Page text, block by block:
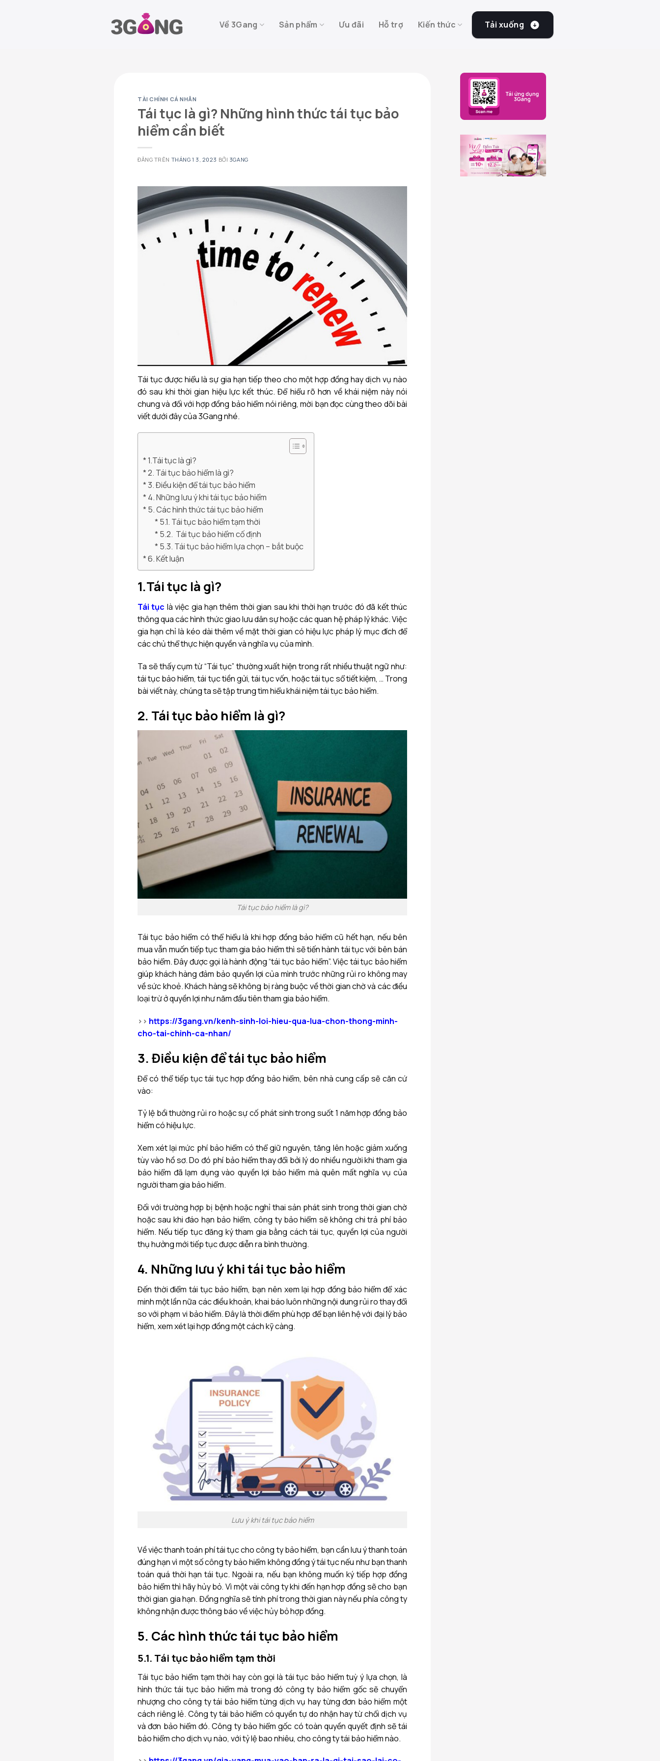
Về 3Gang Sản phẩm Ưu đãi Hỗ trợ Kiến thức Tải xuống
TÀI CHÍNH CÁ NHÂN
Tái tục là gì? Những hình thức tái tục bảo
hiểm cần biết
ĐĂNG TRÊN THÁNG 1 3, 2023 BỞI 3GANG
Tái tục được hiểu là sự gia hạn tiếp theo cho một hợp đồng hay dịch vụ nào
đó sau khi thời gian hiệu lực kết thúc. Để hiểu rõ hơn về khái niệm này nói
chung và đối với hợp đồng bảo hiểm nói riêng, mời bạn đọc cùng theo dõi bài
viết dưới đây của 3Gang nhé.
1.Tái tục là gì?
2. Tái tục bảo hiểm là gì?
3. Điều kiện để tái tục bảo hiểm
4. Những lưu ý khi tái tục bảo hiểm
5. Các hình thức tái tục bảo hiểm
5.1. Tái tục bảo hiểm tạm thời
5.2. Tái tục bảo hiểm cố định
5.3. Tái tục bảo hiểm lựa chọn – bắt buộc
6. Kết luận
1.Tái tục là gì?
Tái tục là việc gia hạn thêm thời gian sau khi thời hạn trước đó đã kết thúc
thông qua các hình thức giao lưu dân sự hoặc các quan hệ pháp lý khác. Việc
gia hạn chỉ là kéo dài thêm về mặt thời gian có hiệu lực pháp lý mục đích để
các chủ thể thực hiện quyền và nghĩa vụ của mình.
Ta sẽ thấy cụm từ “Tái tục” thường xuất hiện trong rất nhiều thuật ngữ như:
tái tục bảo hiểm, tái tục tiền gửi, tái tục vốn, hoặc tái tục sổ tiết kiệm, … Trong
bài viết này, chúng ta sẽ tập trung tìm hiểu khái niệm tái tục bảo hiểm.
2. Tái tục bảo hiểm là gì?
Tái tục bảo hiểm là gì?
Tái tục bảo hiểm có thể hiểu là khi hợp đồng bảo hiểm cũ hết hạn, nếu bên
mua vẫn muốn tiếp tục tham gia bảo hiểm thì sẽ tiến hành tái tục với bên bán
bảo hiểm. Đây được gọi là hành động “tái tục bảo hiểm”. Việc tái tục bảo hiểm
giúp khách hàng đảm bảo quyền lợi của mình trước những rủi ro không may
về sức khoẻ. Khách hàng sẽ không bị ràng buộc về thời gian chờ và các điều
loại trừ ở quyền lợi như năm đầu tiên tham gia bảo hiểm.
>> https://3gang.vn/kenh-sinh-loi-hieu-qua-lua-chon-thong-minh-
cho-tai-chinh-ca-nhan/
3. Điều kiện để tái tục bảo hiểm
Để có thể tiếp tục tái tục hợp đồng bảo hiểm, bên nhà cung cấp sẽ căn cứ
vào:
Tỷ lệ bồi thường rủi ro hoặc sự cố phát sinh trong suốt 1 năm hợp đồng bảo
hiểm có hiệu lực.
Xem xét lại mức phí bảo hiểm có thể giữ nguyên, tăng lên hoặc giảm xuống
tùy vào hồ sơ. Do đó phí bảo hiểm thay đổi bởi lý do nhiều người khi tham gia
bảo hiểm đã lạm dụng vào quyền lợi bảo hiểm mà quên mất nghĩa vụ của
người tham gia bảo hiểm.
Đối với trường hợp bị bệnh hoặc nghỉ thai sản phát sinh trong thời gian chờ
hoặc sau khi đáo hạn bảo hiểm, công ty bảo hiểm sẽ không chi trả phí bảo
hiểm. Nếu tiếp tục đăng ký tham gia bằng cách tái tục, quyền lợi của người
thụ hưởng mới tiếp tục được diễn ra bình thường.
4. Những lưu ý khi tái tục bảo hiểm
Đến thời điểm tái tục bảo hiểm, bạn nên xem lại hợp đồng bảo hiểm để xác
minh một lần nữa các điều khoản, khai báo luôn những nội dung rủi ro thay đổi
so với phạm vi bảo hiểm. Đây là thời điểm phù hợp để bạn liên hệ với đại lý bảo
hiểm, xem xét lại hợp đồng một cách kỹ càng.
Lưu ý khi tái tục bảo hiểm
Về việc thanh toán phí tái tục cho công ty bảo hiểm, bạn cần lưu ý thanh toán
đúng hạn vì một số công ty bảo hiểm không đồng ý tái tục nếu như bạn thanh
toán quá thời hạn tái tục. Ngoài ra, nếu bạn không muốn ký tiếp hợp đồng
bảo hiểm thì hãy hủy bỏ. Vì một vài công ty khi đến hạn hợp đồng sẽ cho bạn
thời gian gia hạn. Đồng nghĩa sẽ tính phí trong thời gian này nếu phía công ty
không nhận được thông báo về việc hủy bỏ hợp đồng.
5. Các hình thức tái tục bảo hiểm
5.1. Tái tục bảo hiểm tạm thời
Tái tục bảo hiểm tạm thời hay còn gọi là tái tục bảo hiểm tuỳ ý lựa chọn, là
hình thức tái tục bảo hiểm mà trong đó công ty bảo hiểm gốc sẽ chuyển
nhượng cho công ty tái bảo hiểm từng dịch vụ hay từng đơn bảo hiểm một
cách riêng lẻ. Công ty tái bảo hiểm có quyền tự do nhận hay từ chối dịch vụ
và đơn bảo hiểm đó. Công ty bảo hiểm gốc có toàn quyền quyết định sẽ tái
bảo hiểm cho dịch vụ nào, với tỷ lệ bao nhiêu, cho công ty tái bảo hiểm nào.